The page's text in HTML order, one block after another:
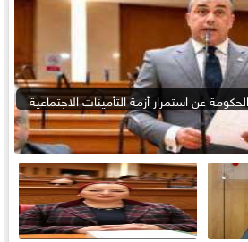
عن استمرار أزمة التأمينات الاجتماعية